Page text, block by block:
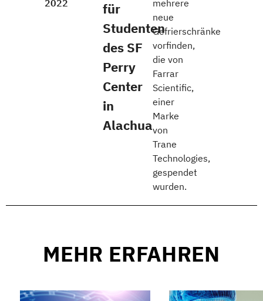
2022
für
Studenten
des SF
Perry
Center
in
Alachua
mehrere
neue
Gefrierschränke
vorfinden,
die von
Farrar
Scientific,
einer
Marke
von
Trane
Technologies,
gespendet
wurden.
MEHR ERFAHREN